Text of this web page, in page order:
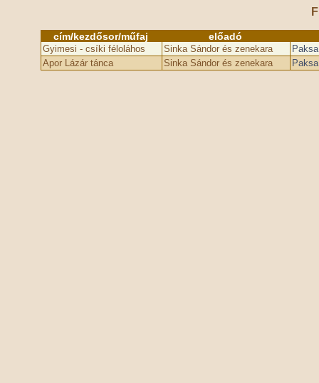
cím/kezdősor/műfaj előadó
Gyimesi - csíki féloláhos Sinka Sándor és zenekara
Apor Lázár tánca
Sinka Sándor és zenekara